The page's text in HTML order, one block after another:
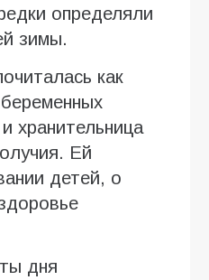
определяли
зимы.
как
хранительница
Ей
детей, о
дня